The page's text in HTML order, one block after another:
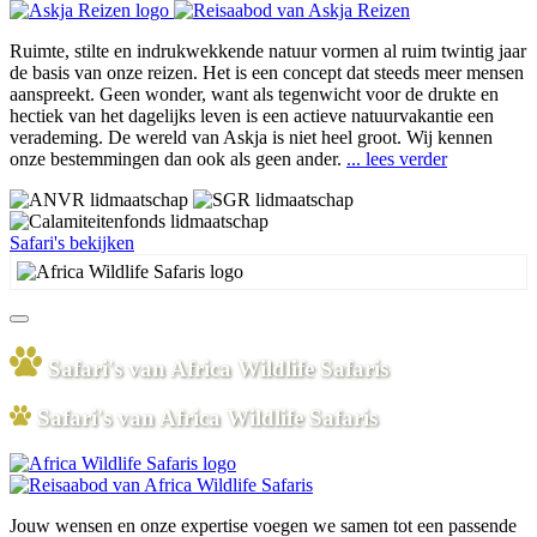
Ruimte, stilte en indrukwekkende natuur vormen al ruim twintig jaar
de basis van onze reizen. Het is een concept dat steeds meer mensen
aanspreekt. Geen wonder, want als tegenwicht voor de drukte en
hectiek van het dagelijks leven is een actieve natuurvakantie een
verademing. De wereld van Askja is niet heel groot. Wij kennen
onze bestemmingen dan ook als geen ander. ... lees verder
Safari's bekijken
Safari's van Africa Wildlife Safaris
Safari's van Africa Wildlife Safaris
Jouw wensen en onze expertise voegen we samen tot een passende